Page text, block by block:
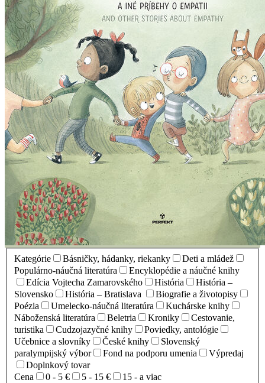
Kategórie Básničky, hádanky, riekanky
Deti a mládež
Populárno-náučná literatúra
Encyklopédie a náučné knihy
Edícia Vojtecha Zamarovského
História
História –
Slovensko
História – Bratislava
Biografie a životopisy
Poézia
Umelecko-náučná literatúra
Kuchárske knihy
Náboženská literatúra
Beletria Kroniky
Cestovanie,
turistika
Cudzojazyčné knihy
Poviedky, antológie
Učebnice a slovníky
České knihy
Slovenský
paralympijský výbor
Fond na podporu umenia
Výpredaj
Doplnkový tovar
Cena
0 - 5 € 5 - 15 € 15 - a viac